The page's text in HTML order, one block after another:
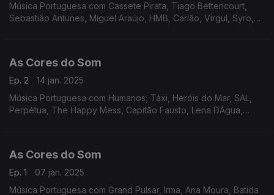
Música Portuguesa com Cassete Pirata, Tiago Bettencourt,
Sebastião Antunes, Miguel Araújo, HMB, Carlão, Virgul, Syro,
As Cores do Som
Ep. 2
14 jan. 2025
Música Portuguesa com Humanos, Táxi, Heróis do Mar, SAL,
Perpétua, The Happy Mess, Capitão Fausto, Lena DÁgua,
As Cores do Som
Ep. 1
07 jan. 2025
Música Portuguesa com Grand Pulsar, Irma, Ana Moura, Batida